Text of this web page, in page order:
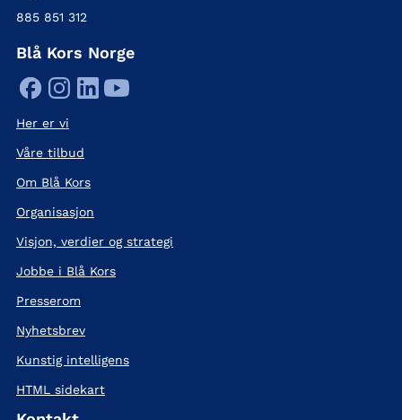
885 851 312
Blå Kors Norge
Her er vi
Våre tilbud
Om Blå Kors
Organisasjon
Visjon, verdier og strategi
Jobbe i Blå Kors
Presserom
Nyhetsbrev
Kunstig intelligens
HTML sidekart